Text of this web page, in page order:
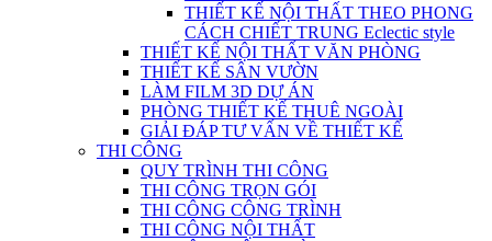
THIẾT KẾ NỘI THẤT THEO PHONG
CÁCH CHIẾT TRUNG Eclectic style
THIẾT KẾ NỘI THẤT VĂN PHÒNG
THIẾT KẾ SÂN VƯỜN
LÀM FILM 3D DỰ ÁN
PHÒNG THIẾT KẾ THUÊ NGOÀI
GIẢI ĐÁP TƯ VẤN VỀ THIẾT KẾ
THI CÔNG
QUY TRÌNH THI CÔNG
THI CÔNG TRỌN GÓI
THI CÔNG CÔNG TRÌNH
THI CÔNG NỘI THẤT